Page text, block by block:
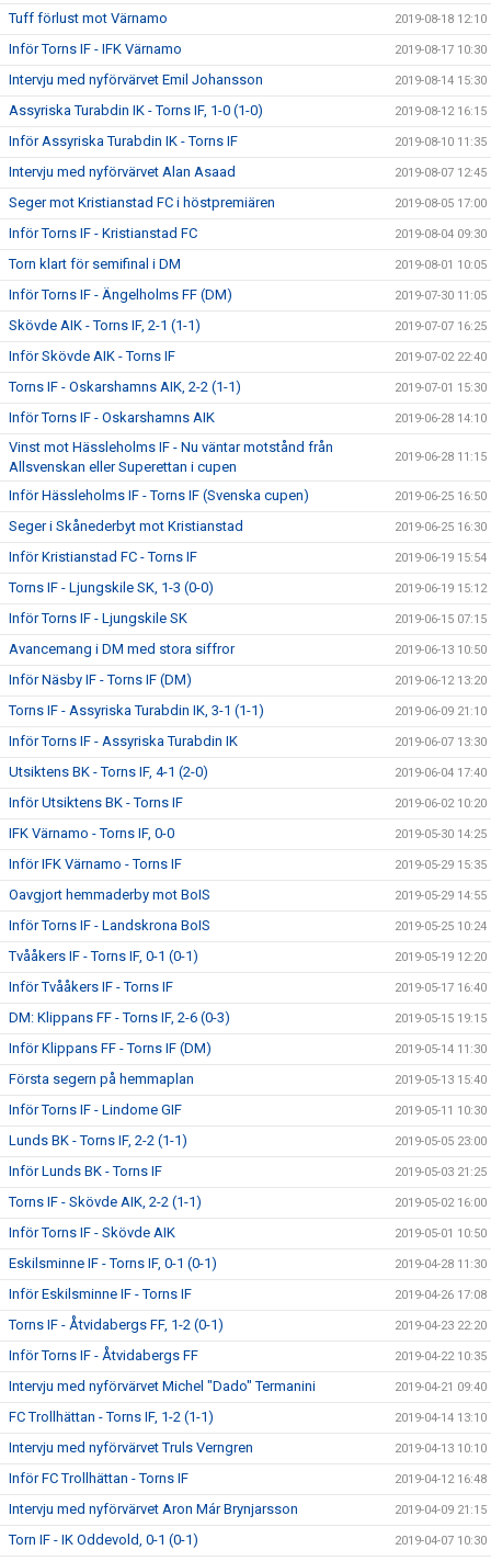
Tuff förlust mot Värnamo 2019-08-18 12:10
Inför Torns IF - IFK Värnamo 2019-08-17 10:30
Intervju med nyförvärvet Emil Johansson 2019-08-14 15:30
Assyriska Turabdin IK - Torns IF, 1-0 (1-0) 2019-08-12 16:15
Inför Assyriska Turabdin IK - Torns IF 2019-08-10 11:35
Intervju med nyförvärvet Alan Asaad 2019-08-07 12:45
Seger mot Kristianstad FC i höstpremiären 2019-08-05 17:00
Inför Torns IF - Kristianstad FC 2019-08-04 09:30
Torn klart för semifinal i DM 2019-08-01 10:05
Inför Torns IF - Ängelholms FF (DM) 2019-07-30 11:05
Skövde AIK - Torns IF, 2-1 (1-1) 2019-07-07 16:25
Inför Skövde AIK - Torns IF 2019-07-02 22:40
Torns IF - Oskarshamns AIK, 2-2 (1-1) 2019-07-01 15:30
Inför Torns IF - Oskarshamns AIK 2019-06-28 14:10
Vinst mot Hässleholms IF - Nu väntar motstånd från
Allsvenskan eller Superettan i cupen
2019-06-28 11:15
Inför Hässleholms IF - Torns IF (Svenska cupen) 2019-06-25 16:50
Seger i Skånederbyt mot Kristianstad 2019-06-25 16:30
Inför Kristianstad FC - Torns IF 2019-06-19 15:54
Torns IF - Ljungskile SK, 1-3 (0-0) 2019-06-19 15:12
Inför Torns IF - Ljungskile SK 2019-06-15 07:15
Avancemang i DM med stora siffror 2019-06-13 10:50
Inför Näsby IF - Torns IF (DM) 2019-06-12 13:20
Torns IF - Assyriska Turabdin IK, 3-1 (1-1) 2019-06-09 21:10
Inför Torns IF - Assyriska Turabdin IK 2019-06-07 13:30
Utsiktens BK - Torns IF, 4-1 (2-0) 2019-06-04 17:40
Inför Utsiktens BK - Torns IF 2019-06-02 10:20
IFK Värnamo - Torns IF, 0-0 2019-05-30 14:25
Inför IFK Värnamo - Torns IF 2019-05-29 15:35
Oavgjort hemmaderby mot BoIS 2019-05-29 14:55
Inför Torns IF - Landskrona BoIS 2019-05-25 10:24
Tvååkers IF - Torns IF, 0-1 (0-1) 2019-05-19 12:20
Inför Tvååkers IF - Torns IF 2019-05-17 16:40
DM: Klippans FF - Torns IF, 2-6 (0-3) 2019-05-15 19:15
Inför Klippans FF - Torns IF (DM) 2019-05-14 11:30
Första segern på hemmaplan 2019-05-13 15:40
Inför Torns IF - Lindome GIF 2019-05-11 10:30
Lunds BK - Torns IF, 2-2 (1-1) 2019-05-05 23:00
Inför Lunds BK - Torns IF 2019-05-03 21:25
Torns IF - Skövde AIK, 2-2 (1-1) 2019-05-02 16:00
Inför Torns IF - Skövde AIK 2019-05-01 10:50
Eskilsminne IF - Torns IF, 0-1 (0-1) 2019-04-28 11:30
Inför Eskilsminne IF - Torns IF 2019-04-26 17:08
Torns IF - Åtvidabergs FF, 1-2 (0-1) 2019-04-23 22:20
Inför Torns IF - Åtvidabergs FF 2019-04-22 10:35
Intervju med nyförvärvet Michel "Dado" Termanini 2019-04-21 09:40
FC Trollhättan - Torns IF, 1-2 (1-1) 2019-04-14 13:10
Intervju med nyförvärvet Truls Verngren 2019-04-13 10:10
Inför FC Trollhättan - Torns IF 2019-04-12 16:48
Intervju med nyförvärvet Aron Már Brynjarsson 2019-04-09 21:15
Torn IF - IK Oddevold, 0-1 (0-1) 2019-04-07 10:30